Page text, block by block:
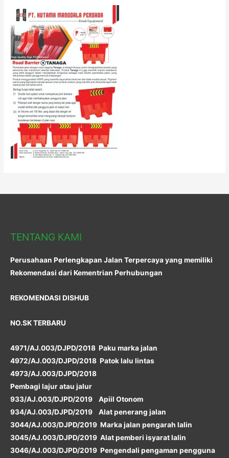
TENTANG KAMI
Perusahaan Perlengkapan Jalan Terpercaya yang memiliki
Rekomendasi dari Kementrian Perhubungan
REKOMENDASI DISHUB
NO.SK TERBARU
4971/AJ.003/DJPD/2018 Paku marka jalan
4972/AJ.003/DJPD/2018 Patok lalu lintas
4973/AJ.003/DJPD/2018
Pembagi lajur atau jalur
933/AJ.003/DJPD/2019 Apiil Otonom
934/AJ.003/DJPD/2019 Alat penerang jalan
3044/AJ.003/DJPD/2019 Marka jalan pengarah lalin
3045/AJ.003/DJPD/2019 Alat pemberi isyarat lalin
3046/AJ.003/DJPD/2019 Pengendali pengaman pengguna